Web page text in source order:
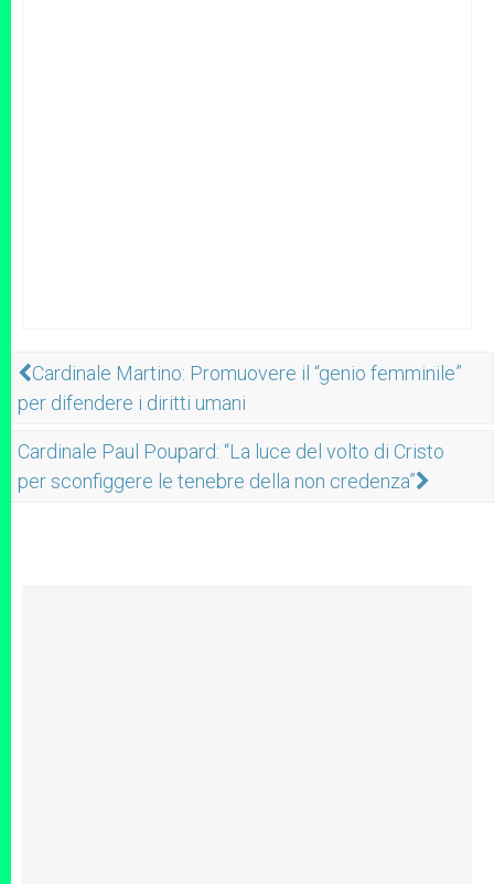
Cardinale Martino: Promuovere il “genio femminile”
per difendere i diritti umani
Cardinale Paul Poupard: “La luce del volto di Cristo
per sconfiggere le tenebre della non credenza”